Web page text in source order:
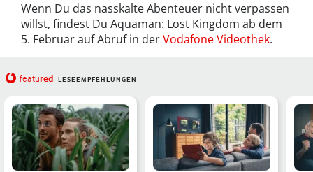
Wenn Du das nasskalte Abenteuer nicht verpassen
willst, findest Du Aquaman: Lost Kingdom ab dem
5. Februar auf Abruf in derVodafone Videothek.
featured LESEEMPFEHLUNGEN